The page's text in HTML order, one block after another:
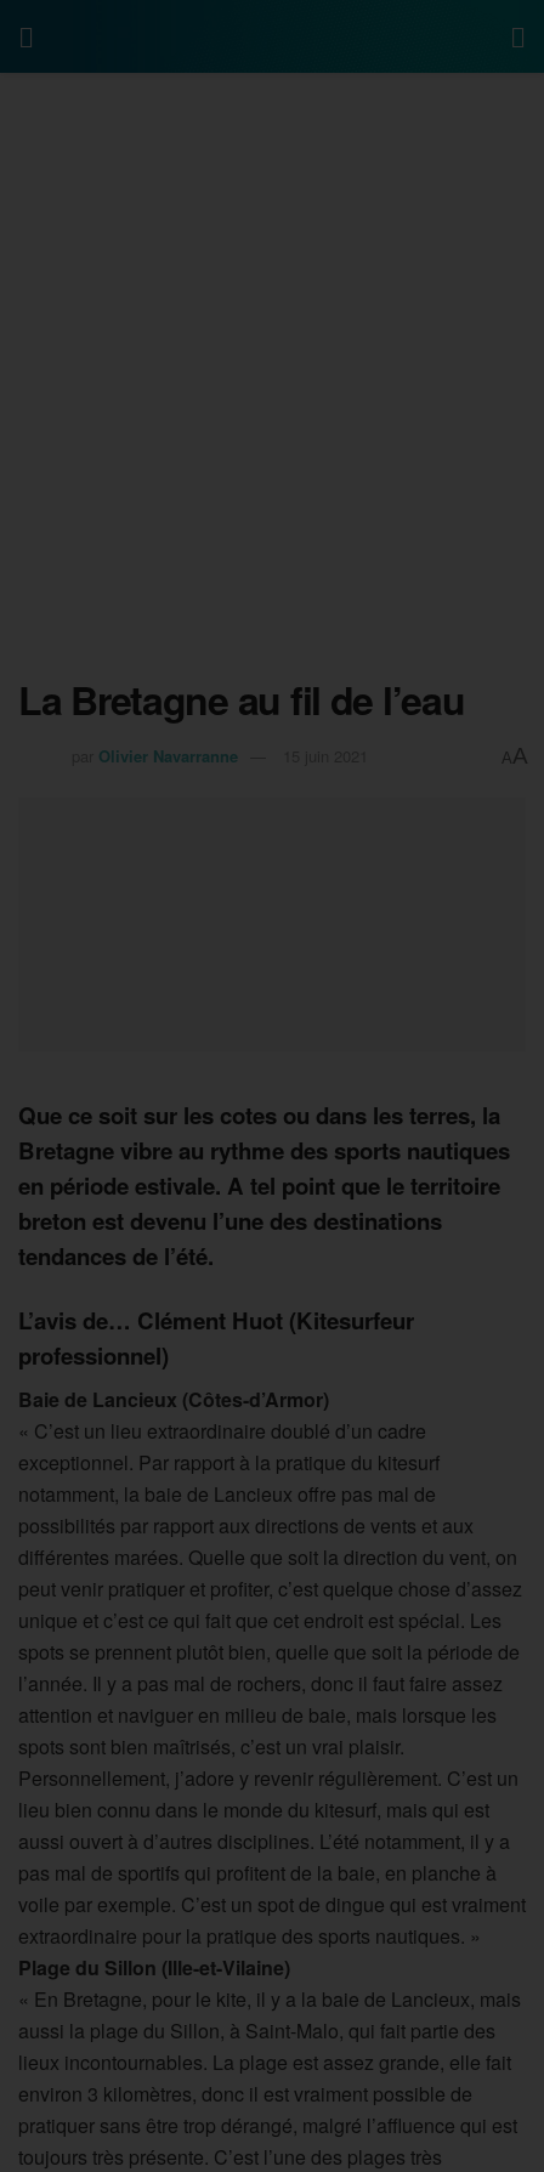
La Bretagne au fil de l’eau
Olivier Navarranne AA
Que ce soit sur les cotes ou dans les terres, la
Bretagne vibre au rythme des sports nautiques
en période estivale. A tel point que le territoire
breton est devenu l’une des destinations
tendances de l’été.
L’avis de… Clément Huot (Kitesurfeur
professionnel)
Baie de Lancieux (Côtes-d’Armor)
« C’est un lieu extraordinaire doublé d’un cadre
exceptionnel. Par rapport à la pratique du kitesurf
notamment, la baie de Lancieux offre pas mal de
possibilités par rapport aux directions de vents et aux
différentes marées. Quelle que soit la direction du vent, on
peut venir pratiquer et profiter, c’est quelque chose d’assez
unique et c’est ce qui fait que cet endroit est spécial. Les
spots se prennent plutôt bien, quelle que soit la période de
l’année. Il y a pas mal de rochers, donc il faut faire assez
attention et naviguer en milieu de baie, mais lorsque les
spots sont bien maîtrisés, c’est un vrai plaisir.
Personnellement, j’adore y revenir régulièrement. C’est un
lieu bien connu dans le monde du kitesurf, mais qui est
aussi ouvert à d’autres disciplines. L’été notamment, il y a
pas mal de sportifs qui profitent de la baie, en planche à
voile par exemple. C’est un spot de dingue qui est vraiment
extraordinaire pour la pratique des sports nautiques. »
Plage du Sillon (Ille-et-Vilaine)
« En Bretagne, pour le kite, il y a la baie de Lancieux, mais
aussi la plage du Sillon, à Saint-Malo, qui fait partie des
lieux incontournables. La plage est assez grande, elle fait
environ 3 kilomètres, donc il est vraiment possible de
pratiquer sans être trop dérangé, malgré l’affluence qui est
toujours très présente. C’est l’une des plages très